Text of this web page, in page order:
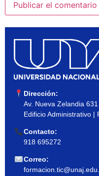
Dirección:
Av. Nueva Zelandia
Edificio Administrativo |
Contacto:
918 695272
Correo: